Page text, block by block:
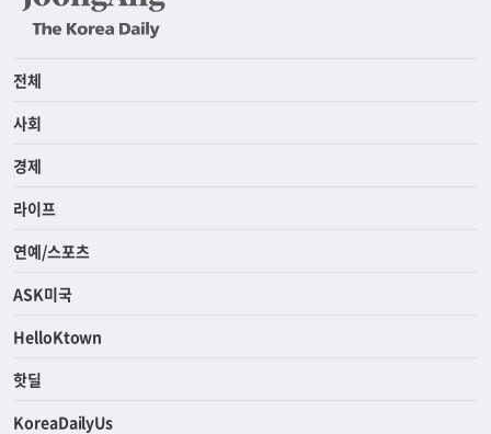
전체
사회
경제
라이프
연예/스포츠
ASK미국
HelloKtown
핫딜
KoreaDailyUs